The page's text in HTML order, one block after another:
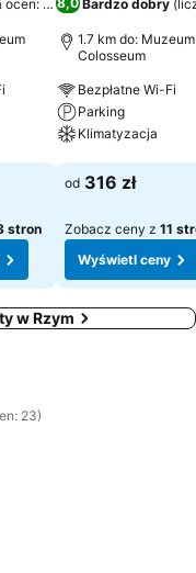
ocen: 3549)
stron
Bardzo dobry (
1.7 km do: Muzeum
Colosseum
Bezpłatne Wi-Fi
Parking
Klimatyzacja
Wyświetl ceny
od 316 zł
Zobacz ceny z 11
Wyświetl ceny
w Rzym
23)